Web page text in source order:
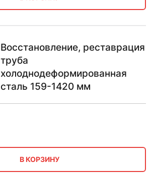
Восстановление, реставрация
труба
холоднодеформированная
сталь 159-1420 мм
В КОРЗИНУ